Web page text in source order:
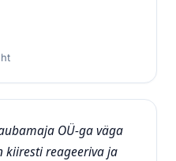
OÜ-ga väga
kiiresti reageeriva ja